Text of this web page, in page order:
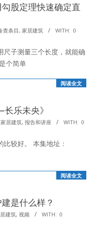
股定理快速确定直
查条目 , 家居建筑 WITH: 0
尺子测量三个长度，就能确
个简单
阅读全文
乐未央》
家居建筑, 报告和讲座 WITH: 0
较好。 本集地址：
阅读全文
是什么样？
建筑, 视频 WITH: 0